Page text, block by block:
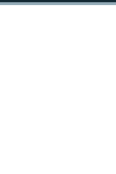
1080p